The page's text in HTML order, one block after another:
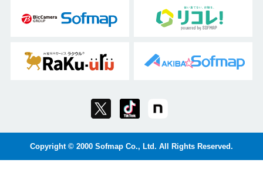
Copyright © 2000 Sofmap Co., Ltd. All Rights Reserved.